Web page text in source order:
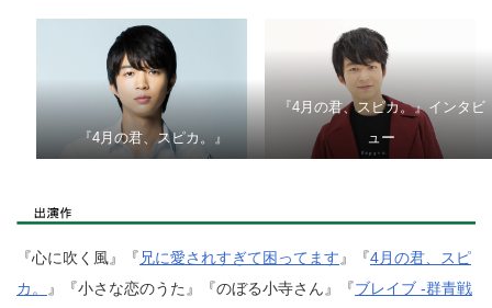
『4月の君、スピカ。』
『4月の君、スピカ。』インタビ
ュー
『心に吹く風』『 兄に愛されすぎて困ってます 』『4月の君、スピ
カ。
』『小さな恋のうた』『のぼる小寺さん』『ブレイブ -群青戦